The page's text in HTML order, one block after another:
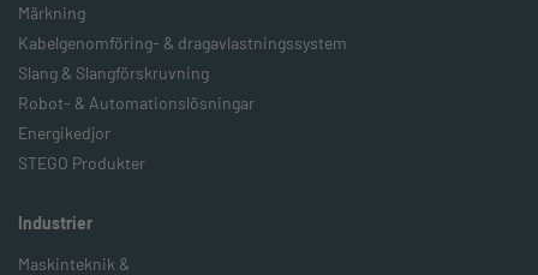
Märkning
Kabelgenomföring- & dragavlastningssystem
Slang & Slangförskruvning
Robot- & Automationslösningar
Energikedjor
STEGO Produkter
Industrier
Maskinteknik &